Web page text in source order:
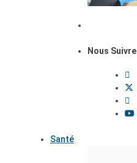
Nous Suivre
Santé